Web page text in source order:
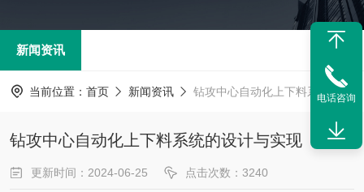
新闻资讯
当前位置： 首页 新闻资讯 钻攻中心自动化上下料系统的设计与实现
钻攻中心自动化上下料系统的设计与实现
更新时间：2024-06-25 点击次数：3240
电话咨询